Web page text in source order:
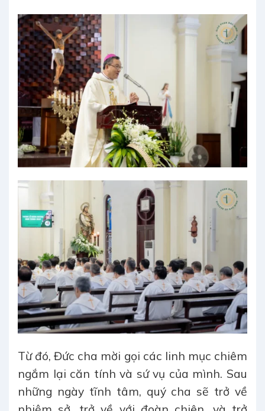
Từ đó, Đức cha mời gọi các linh mục chiêm
ngắm lại căn tính và sứ vụ của mình. Sau
những ngày tĩnh tâm, quý cha sẽ trở về